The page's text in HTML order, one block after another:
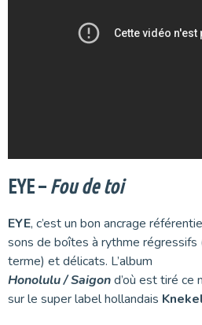
EYE – Fou de toi
EYE, c’est un bon ancrage
sons de boîtes à rythme régressifs
terme) et délicats. L’album
Honolulu / Saigond’où est tiré
sur le super label hollandais